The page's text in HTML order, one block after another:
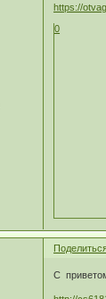
https://
0
С